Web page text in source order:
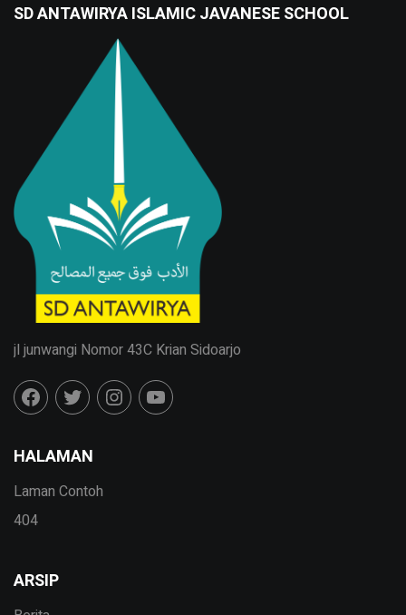
SD ANTAWIRYA ISLAMIC JAVANESE SCHOOL
jl junwangi Nomor 43C Krian Sidoarjo
HALAMAN
Laman Contoh
404
ARSIP